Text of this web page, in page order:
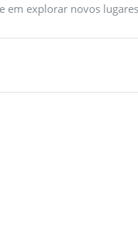
em explorar novos